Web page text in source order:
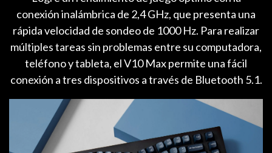
conexión inalámbrica de 2,4 GHz, que presenta una
rápida velocidad de sondeo de 1000 Hz. Para realizar
múltiples tareas sin problemas entre su computadora,
teléfono y tableta, el V10 Max permite una fácil
conexión a tres dispositivos a través de Bluetooth 5.1.